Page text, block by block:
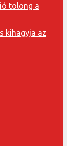
tolong a
kihagyja az